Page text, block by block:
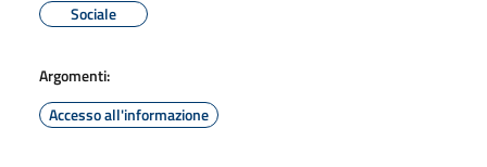
Sociale
Argomenti:
Accesso all'informazione